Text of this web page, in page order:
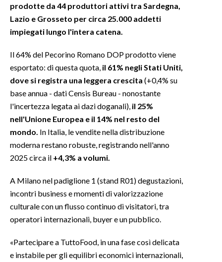
INSULARITÀ
INFO AZIENDE
ANNUNCI
NECROLOGI
PUBBLICITÀ
SPIAGGE
STORE
prodotte da 44 produttori attivi tra Sardegna,
Lazio e Grosseto per circa 25.000 addetti
impiegati lungo l'intera catena.
Il 64% del Pecorino Romano DOP prodotto viene
esportato: di questa quota, il 61% negli Stati Uniti,
dove si registra una leggera crescita (+0,4% su
base annua - dati Censis Bureau - nonostante
l'incertezza legata ai dazi doganali), il 25%
nell'Unione Europea e il 14% nel resto del
mondo. In Italia, le vendite nella distribuzione
moderna restano robuste, registrando nell'anno
2025 circa il +4,3% a volumi.
A Milano nel padiglione 1 (stand R01) degustazioni,
incontri business e momenti di valorizzazione
culturale con un flusso continuo di visitatori, tra
operatori internazionali, buyer e un pubblico.
«Partecipare a TuttoFood, in una fase così delicata
e instabile per gli equilibri economici internazionali,